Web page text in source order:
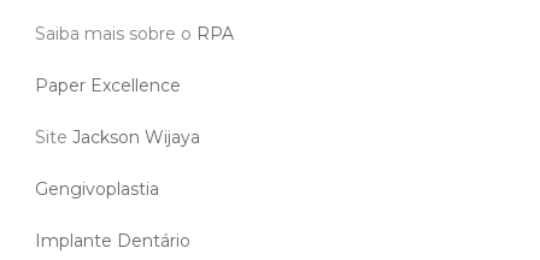
Saiba mais sobre o RPA
Paper Excellence
Site Jackson Wijaya
Gengivoplastia
Implante Dentário